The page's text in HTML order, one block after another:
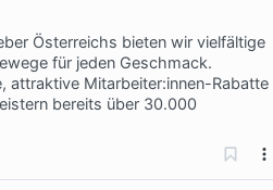
Österreichs bieten wir vielfältige
für jeden Geschmack.
attraktive Mitarbeiter:innen-Rabatte
bereits über 30.000